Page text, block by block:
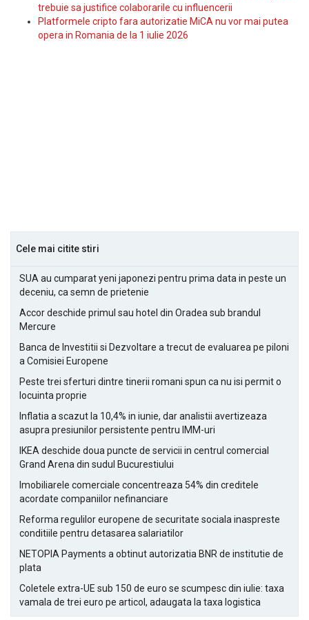
trebuie sa justifice colaborarile cu influencerii
Platformele cripto fara autorizatie MiCA nu vor mai putea
opera in Romania de la 1 iulie 2026
Cele mai citite stiri
SUA au cumparat yeni japonezi pentru prima data in peste un
deceniu, ca semn de prietenie
Accor deschide primul sau hotel din Oradea sub brandul
Mercure
Banca de Investitii si Dezvoltare a trecut de evaluarea pe piloni
a Comisiei Europene
Peste trei sferturi dintre tinerii romani spun ca nu isi permit o
locuinta proprie
Inflatia a scazut la 10,4% in iunie, dar analistii avertizeaza
asupra presiunilor persistente pentru IMM-uri
IKEA deschide doua puncte de servicii in centrul comercial
Grand Arena din sudul Bucurestiului
Imobiliarele comerciale concentreaza 54% din creditele
acordate companiilor nefinanciare
Reforma regulilor europene de securitate sociala inaspreste
conditiile pentru detasarea salariatilor
NETOPIA Payments a obtinut autorizatia BNR de institutie de
plata
Coletele extra-UE sub 150 de euro se scumpesc din iulie: taxa
vamala de trei euro pe articol, adaugata la taxa logistica